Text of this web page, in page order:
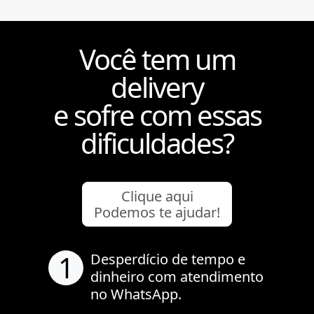
Você tem um
delivery
e sofre com essas
dificuldades?
Clique aqui
Podemos te ajudar!
1
Desperdício de tempo e
dinheiro com atendimento
no WhatsApp.